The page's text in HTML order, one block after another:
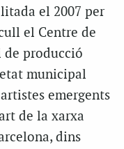
el 2007 per
el Centre de
de producció
municipal
emergents
de la xarxa
dins